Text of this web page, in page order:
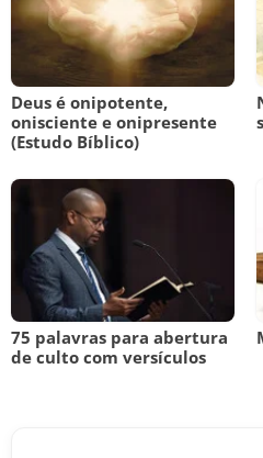
Deus é onipotente,
onisciente e onipresente
(Estudo Bíblico)
75 palavras para abertura
de culto com versículos